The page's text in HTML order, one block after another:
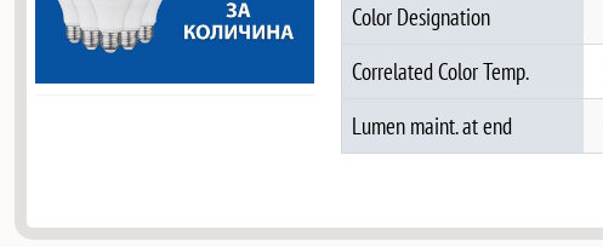
Color Designation
Correlated Color Temp.
Lumen maint. at end